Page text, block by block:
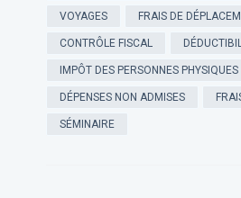
VOYAGES FRAIS DE
CONTRÔLE FISCAL
IMPÔT DES PERSONNES PHYSIQUES
DÉPENSES NON ADMISES
SÉMINAIRE